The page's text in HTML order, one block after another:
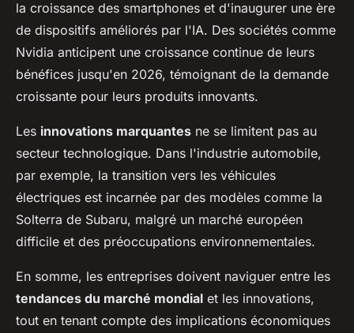
la croissance des smartphones et d'inaugurer une ère
de dispositifs améliorés par l'IA. Des sociétés comme
Nvidia anticipent une croissance continue de leurs
bénéfices jusqu'en 2026, témoignant de la demande
croissante pour leurs produits innovants.
Les innovations marquantes ne se limitent pas au
secteur technologique. Dans l'industrie automobile,
par exemple, la transition vers les véhicules
électriques est incarnée par des modèles comme la
Solterra de Subaru, malgré un marché européen
difficile et des préoccupations environnementales.
En somme, les entreprises doivent naviguer entre les
tendances du marché mondial et les innovations,
tout en tenant compte des implications économiques